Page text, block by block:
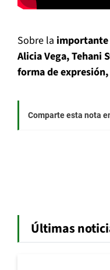
Sobre la
Alicia Vega, Tehani
forma de
Comparte esta nota
Últimas